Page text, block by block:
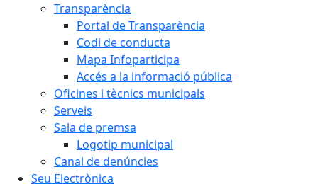
Transparència
Portal de Transparència
Codi de conducta
Mapa Infoparticipa
Accés a la informació pública
Oficines i tècnics municipals
Serveis
Sala de premsa
Logotip municipal
Canal de denúncies
Seu Electrònica